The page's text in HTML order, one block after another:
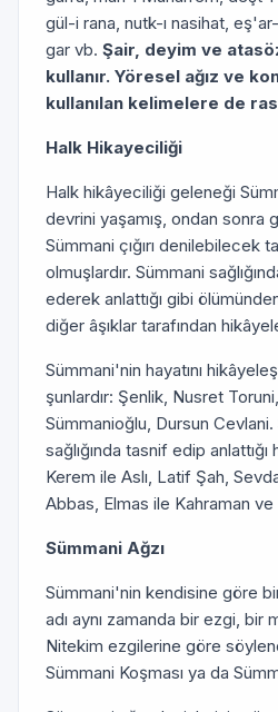
gül-i rana, nutk-ı nasihat, eş'ar-
gar vb. Şair, deyim ve
kullanır. Yöresel ağız ve
kullanılan kelimelere de
Halk Hikayeciliği
Halk hikâyeciliği geleneği
devrini yaşamış, ondan sonra
Sümmani çığırı denilebilecek
olmuşlardır. Sümmani
ederek anlattığı gibi
diğer âşıklar tarafından
Sümmani'nin hayatını
şunlardır: Şenlik, Nusret
Sümmanioğlu, Dursun
sağlığında tasnif edip
Kerem ile Aslı, Latif Şah,
Abbas, Elmas ile Kahraman
Sümmani Ağzı
Sümmani'nin kendisine göre
adı aynı zamanda bir ezgi, bir
Nitekim ezgilerine göre
Sümmani Koşması ya da